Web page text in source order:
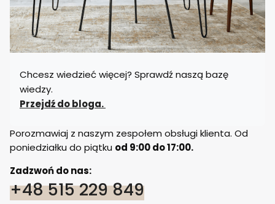
Chcesz wiedzieć więcej? Sprawdź naszą bazę
wiedzy.
Przejdź do bloga.
Porozmawiaj z naszym zespołem obsługi klienta. Od
poniedziałku do piątku od 9:00 do 17:00.
Zadzwoń do nas:
+48 515 229 849